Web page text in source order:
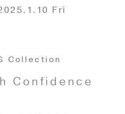
Fri
Collection
Confidence